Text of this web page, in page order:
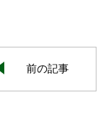
前の記事